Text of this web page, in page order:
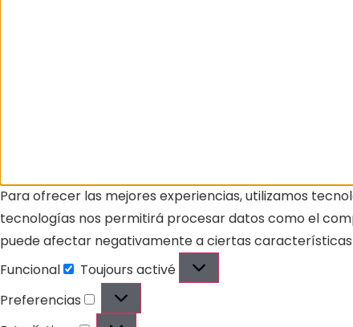
Para ofrecer las mejores experiencias, utilizamos
tecnologías nos permitirá procesar datos como el
puede afectar negativamente a ciertas características
Funcional
Toujours activé
Preferencias